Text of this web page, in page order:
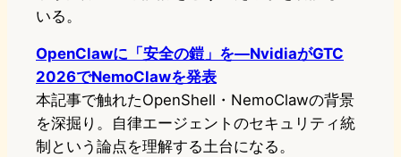
いる。
OpenClawに「安全の鎧」を—NvidiaがGTC
2026でNemoClawを発表
本記事で触れたOpenShell・NemoClawの背景
を深掘り。自律エージェントのセキュリティ統
制という論点を理解する土台になる。